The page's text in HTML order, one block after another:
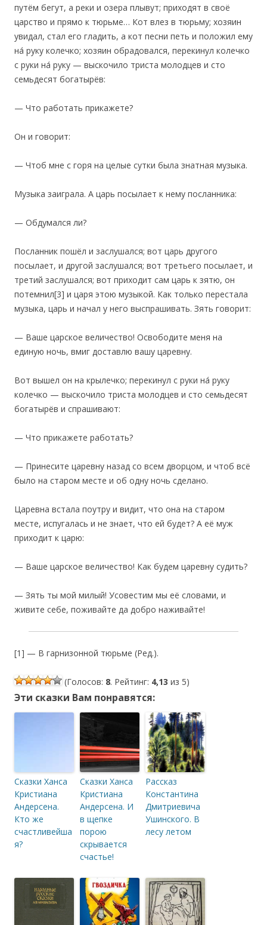
путём бегут, а реки и озера плывут; приходят в своё
царство и прямо к тюрьме… Кот влез в тюрьму; хозяин
увидал, стал его гладить, а кот песни петь и положил ему
на́ руку колечко; хозяин обрадовался, перекинул колечко
с руки на́ руку — выскочило триста молодцев и сто
семьдесят богатырёв:
— Что работать прикажете?
Он и говорит:
— Чтоб мне с горя на целые сутки была знатная музыка.
Музыка заиграла. А царь посылает к нему посланника:
— Обдумался ли?
Посланник пошёл и заслушался; вот царь другого
посылает, и другой заслушался; вот третьего посылает, и
третий заслушался; вот приходит сам царь к зятю, он
потемнил[3] и царя этою музыкой. Как только перестала
музыка, царь и начал у него выспрашивать. Зять говорит:
— Ваше царское величество! Освободите меня на
единую ночь, вмиг доставлю вашу царевну.
‎Вот вышел он на крылечко; перекинул с руки на́ руку
колечко — выскочило триста молодцев и сто семьдесят
богатырёв и спрашивают:
— Что прикажете работать?
— Принесите царевну назад со всем дворцом, и чтоб всё
было на старом месте и об одну ночь сделано.
Царевна встала поутру и видит, что она на старом
месте, испугалась и не знает, что ей будет? А её муж
приходит к царю:
— Ваше царское величество! Как будем царевну судить?
— Зять ты мой милый! Усовестим мы её словами, и
живите себе, поживайте да добро наживайте!
[1] — В гарнизонной тюрьме (Ред.).
(Голосов: 8. Рейтинг: 4,13 из 5)
Эти сказки Вам понравятся:
Сказки Ханса
Кристиана
Андерсена.
Кто же
счастливейша
я?
Сказки Ханса
Кристиана
Андерсена. И
в щепке
порою
скрывается
счастье!
Рассказ
Константина
Дмитриевича
Ушинского. В
лесу летом